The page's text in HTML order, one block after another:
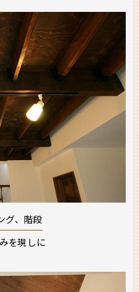
グ、階段
を現しに